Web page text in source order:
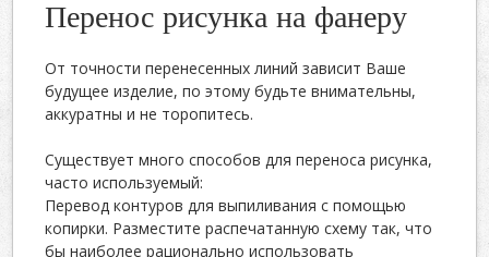
Перенос рисунка на фанеру
От точности перенесенных линий зависит Ваше
будущее изделие, по этому будьте внимательны,
аккуратны и не торопитесь.
Существует много способов для переноса рисунка,
часто используемый:
Перевод контуров для выпиливания с помощью
копирки. Разместите распечатанную схему так, что
бы наиболее рационально использовать